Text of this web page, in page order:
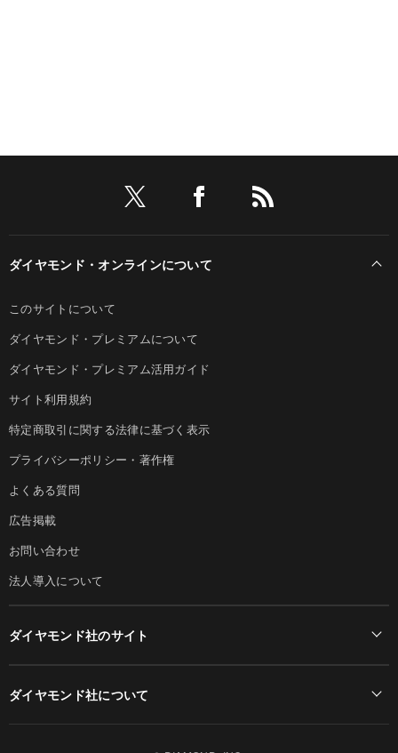
ダイヤモンド・オンラインについて
このサイトについて
ダイヤモンド・プレミアムについて
ダイヤモンド・プレミアム活用ガイド
サイト利用規約
特定商取引に関する法律に基づく表示
プライバシーポリシー・著作権
よくある質問
広告掲載
お問い合わせ
法人導入について
ダイヤモンド社のサイト
ダイヤモンド社について